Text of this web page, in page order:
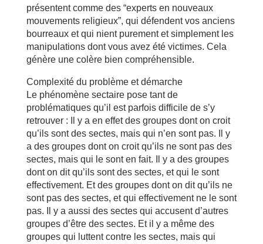
présentent comme des “experts en nouveaux
mouvements religieux”, qui défendent vos anciens
bourreaux et qui nient purement et simplement les
manipulations dont vous avez été victimes. Cela
génère une colère bien compréhensible.
Complexité du problème et démarche
Le phénomène sectaire pose tant de
problématiques qu’il est parfois difficile de s’y
retrouver : Il y a en effet des groupes dont on croit
qu’ils sont des sectes, mais qui n’en sont pas. Il y
a des groupes dont on croit qu’ils ne sont pas des
sectes, mais qui le sont en fait. Il y a des groupes
dont on dit qu’ils sont des sectes, et qui le sont
effectivement. Et des groupes dont on dit qu’ils ne
sont pas des sectes, et qui effectivement ne le sont
pas. Il y a aussi des sectes qui accusent d’autres
groupes d’être des sectes. Et il y a même des
groupes qui luttent contre les sectes, mais qui